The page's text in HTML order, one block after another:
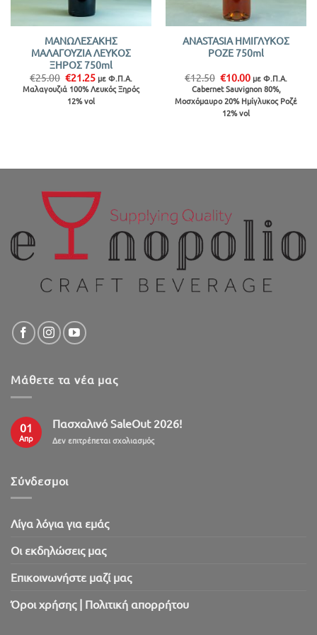
ΜΑΝΩΛΕΣΑΚΗΣ
ΜΑΛΑΓΟΥΖΙΑ ΛΕΥΚΟΣ
ΞΗΡΟΣ 750ml
€25.00 Original
price
was:
€25.00.
€21.25Η
τρέχουσα
τιμή
με Φ.Π.Α.
Μαλαγουζιά 100% Λευκός Ξηρός
12% vol
ANASTASIA ΗΜΙΓΛΥΚΟΣ
ΡΟΖΕ 750ml
€12.50 Original
price
was:
€12.50.
€10.00Η
τρέχουσα
τιμή
είναι:
με Φ.Π.Α.
Cabernet Sauvignon 80%,
Μοσχόμαυρο 20% Ημίγλυκος Ροζέ
12% vol
Μάθετε τα νέα μας
01
Απρ
Πασχαλινό SaleOut 2026!
Δεν επιτρέπεται σχολιασμόςστο
Σύνδεσμοι
Λίγα λόγια για εμάς
Oι εκδηλώσεις μας
Επικοινωνήστε μαζί μας
Όροι χρήσης | Πολιτική απορρήτου